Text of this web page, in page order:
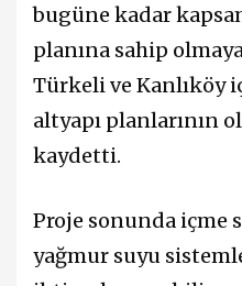
bugüne kadar
planına sahip
Türkeli ve Kanlıköy
altyapı planlarının
kaydetti.
Proje sonunda içme
yağmur suyu